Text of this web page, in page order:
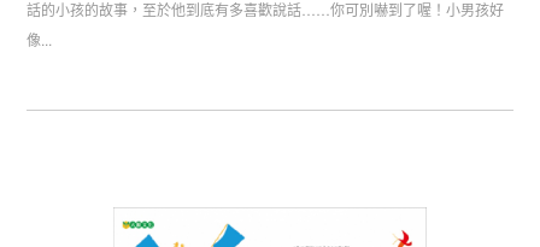
話的小孩的故事，至於他到底有多喜歡說話……你可別嚇到了喔！小男孩好
像...